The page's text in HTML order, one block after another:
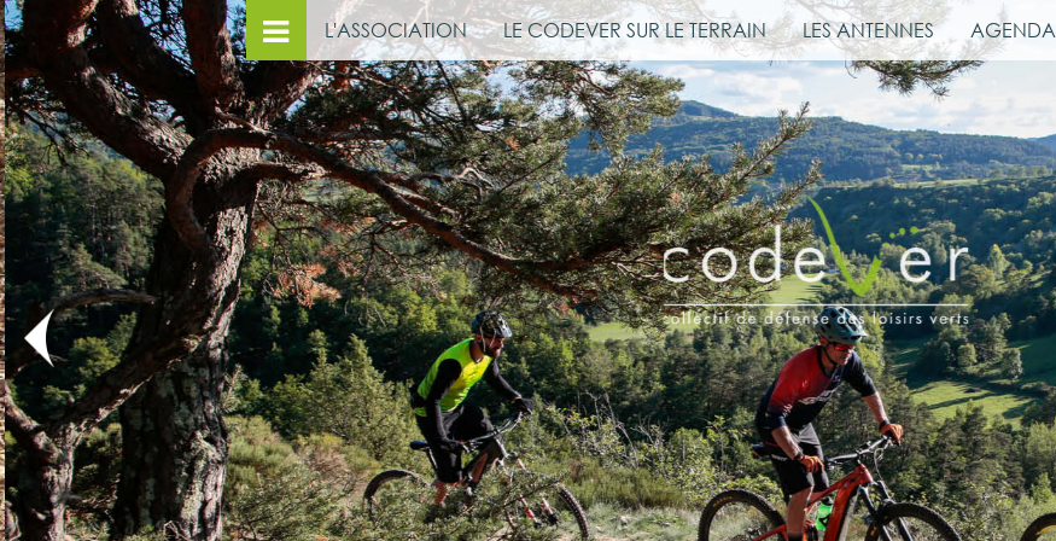
L'ASSOCIATION LE CODEVER SUR LE TERRAIN LES ANTENNES AGENDA